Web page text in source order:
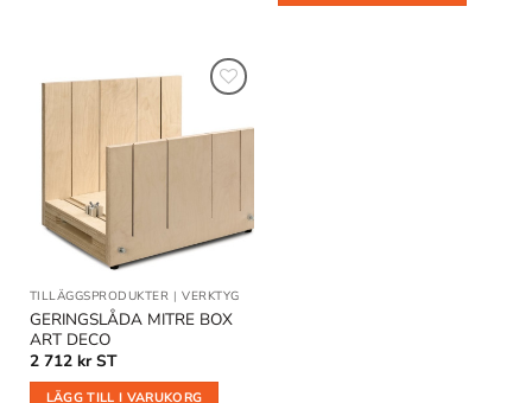
Lägg till
TILLÄGGSPRODUKTER | VERKTYG
GERINGSLÅDA MITRE BOX
ART DECO
2 712 kr ST
LÄGG TILL I VARUKORG